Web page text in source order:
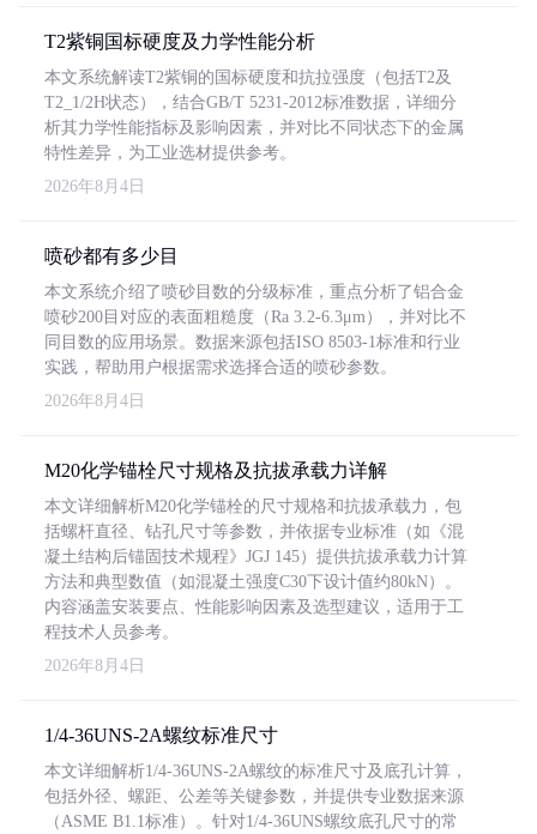
T2紫铜国标硬度及力学性能分析
本文系统解读T2紫铜的国标硬度和抗拉强度（包括T2及
T2_1/2H状态），结合GB/T 5231-2012标准数据，详细分
析其力学性能指标及影响因素，并对比不同状态下的金属
特性差异，为工业选材提供参考。
2026年8月4日
喷砂都有多少目
本文系统介绍了喷砂目数的分级标准，重点分析了铝合金
喷砂200目对应的表面粗糙度（Ra 3.2-6.3μm），并对比不
同目数的应用场景。数据来源包括ISO 8503-1标准和行业
实践，帮助用户根据需求选择合适的喷砂参数。
2026年8月4日
M20化学锚栓尺寸规格及抗拔承载力详解
本文详细解析M20化学锚栓的尺寸规格和抗拔承载力，包
括螺杆直径、钻孔尺寸等参数，并依据专业标准（如《混
凝土结构后锚固技术规程》JGJ 145）提供抗拔承载力计算
方法和典型数值（如混凝土强度C30下设计值约80kN）。
内容涵盖安装要点、性能影响因素及选型建议，适用于工
程技术人员参考。
2026年8月4日
1/4-36UNS-2A螺纹标准尺寸
本文详细解析1/4-36UNS-2A螺纹的标准尺寸及底孔计算，
包括外径、螺距、公差等关键参数，并提供专业数据来源
（ASME B1.1标准）。针对1/4-36UNS螺纹底孔尺寸的常